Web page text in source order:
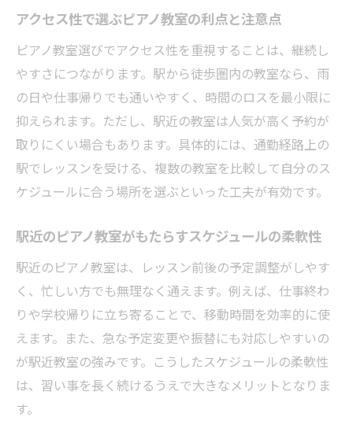
レッスン内容や教室雰囲気の違いを見極め
ピアノ教室の費用やサービス面を比較する
視点
継続しやすさで選ぶピアノ教室のチェック
項目
自分や子どもに合うピアノ教室比較のコツ
JR中央線沿線で叶える理想の音楽時間
理想の音楽時間をピアノ教室で楽しむ工夫
家族と共有できるピアノ教室の音楽体験と
は
日常に音楽を取り入れるピアノ教室の魅力
ピアノ教室で広がる新しい音楽の楽しみ方
忙しくても充実するピアノ教室での毎日
アクセス性で選ぶピアノ教室の利点と注意点
ピアノ教室選びでアクセス性を重視することは、継続し
やすさにつながります。駅から徒歩圏内の教室なら、雨
の日や仕事帰りでも通いやすく、時間のロスを最小限に
抑えられます。ただし、駅近の教室は人気が高く予約が
取りにくい場合もあります。具体的には、通勤経路上の
駅でレッスンを受ける、複数の教室を比較して自分のス
ケジュールに合う場所を選ぶといった工夫が有効です。
駅近のピアノ教室がもたらすスケジュールの柔軟性
駅近のピアノ教室は、レッスン前後の予定調整がしやす
く、忙しい方でも無理なく通えます。例えば、仕事終わ
りや学校帰りに立ち寄ることで、移動時間を効率的に使
えます。また、急な予定変更や振替にも対応しやすいの
が駅近教室の強みです。こうしたスケジュールの柔軟性
は、習い事を長く続けるうえで大きなメリットとなりま
す。